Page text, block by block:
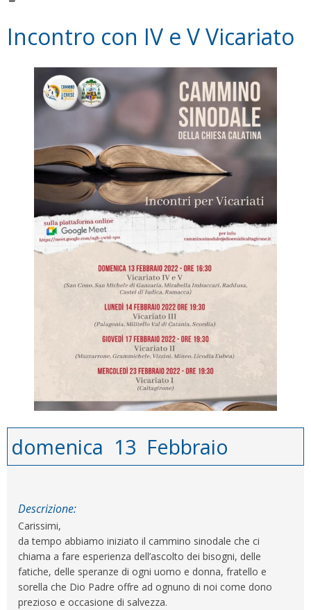
Incontro con IV e V Vicariato
domenica 13 Febbraio
Descrizione:
Carissimi,
da tempo abbiamo iniziato il cammino sinodale che ci
chiama a fare esperienza dell’ascolto dei bisogni, delle
fatiche, delle speranze di ogni uomo e donna, fratello e
sorella che Dio Padre offre ad ognuno di noi come dono
prezioso e occasione di salvezza.